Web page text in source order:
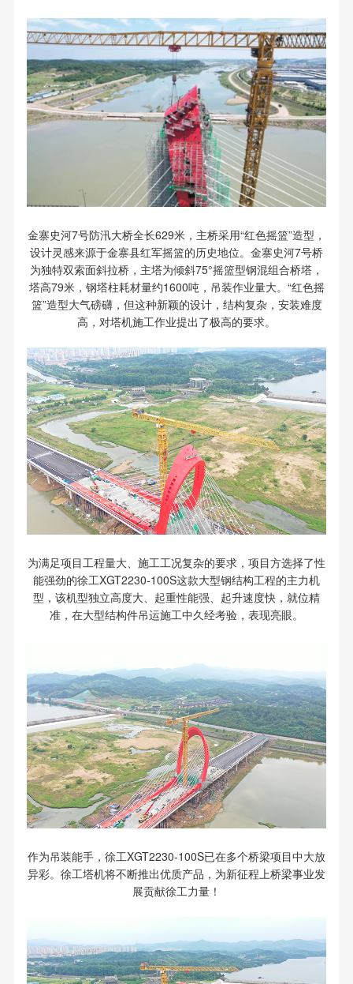
金寨史河7号防汛大桥全长629米，主桥采用“红色摇篮”造型，
设计灵感来源于金寨县红军摇篮的历史地位。金寨史河7号桥
为独特双索面斜拉桥，主塔为倾斜75°摇篮型钢混组合桥塔，
塔高79米，钢塔柱耗材量约1600吨，吊装作业量大。“红色摇
篮”造型大气磅礴，但这种新颖的设计，结构复杂，安装难度
高，对塔机施工作业提出了极高的要求。
为满足项目工程量大、施工工况复杂的要求，项目方选择了性
能强劲的徐工XGT2230-100S这款大型钢结构工程的主力机
型，该机型独立高度大、起重性能强、起升速度快，就位精
准，在大型结构件吊运施工中久经考验，表现亮眼。
作为吊装能手，徐工XGT2230-100S已在多个桥梁项目中大放
异彩。徐工塔机将不断推出优质产品，为新征程上桥梁事业发
展贡献徐工力量！